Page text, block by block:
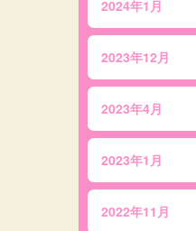
2024年1月
2023年12月
2023年4月
2023年1月
2022年11月